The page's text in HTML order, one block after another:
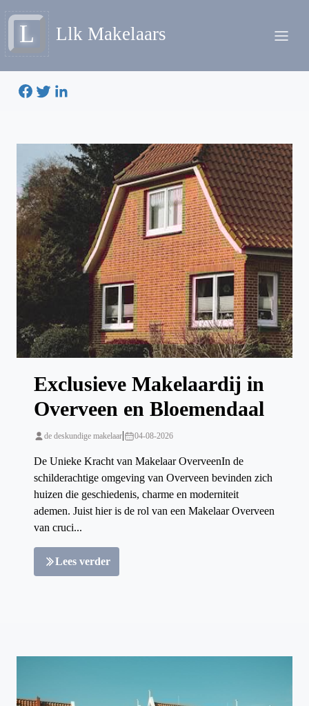
L Llk Makelaars
Exclusieve Makelaardij in
Overveen en Bloemendaal
de deskundige makelaar| 04-08-2026
De Unieke Kracht van Makelaar OverveenIn de
schilderachtige omgeving van Overveen bevinden zich
huizen die geschiedenis, charme en moderniteit
ademen. Juist hier is de rol van een Makelaar Overveen
van cruci...
Lees verder